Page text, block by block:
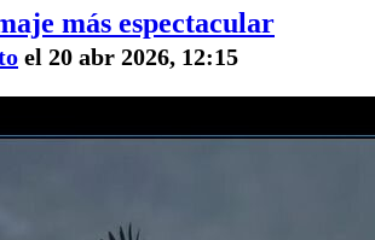
más espectacular
el 20 abr 2026, 12:15